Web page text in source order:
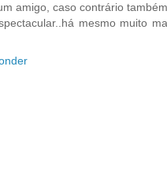
amigo, caso contrário
mesmo muito